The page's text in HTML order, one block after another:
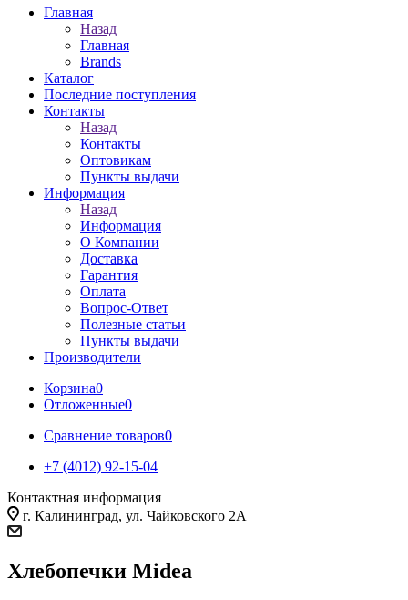
Главная
Назад
Главная
Brands
Каталог
Последние поступления
Контакты
Назад
Контакты
Оптовикам
Пункты выдачи
Информация
Назад
Информация
О Компании
Доставка
Гарантия
Оплата
Вопрос-Ответ
Полезные статьи
Пункты выдачи
Производители
Корзина0
Отложенные0
Сравнение товаров0
+7 (4012) 92-15-04
Контактная информация
г. Калининград, ул. Чайковского 2А
Хлебопечки Midea